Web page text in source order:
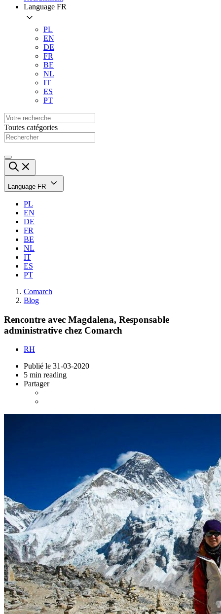
Language FR
PL
EN
DE
FR
BE
NL
IT
ES
PT
Toutes catégories
Language FR
PL
EN
DE
FR
BE
NL
IT
ES
PT
Comarch
Blog
Rencontre avec Magdalena, Responsable
administrative chez Comarch
RH
Publié le 31-03-2020
5 min reading
Partager